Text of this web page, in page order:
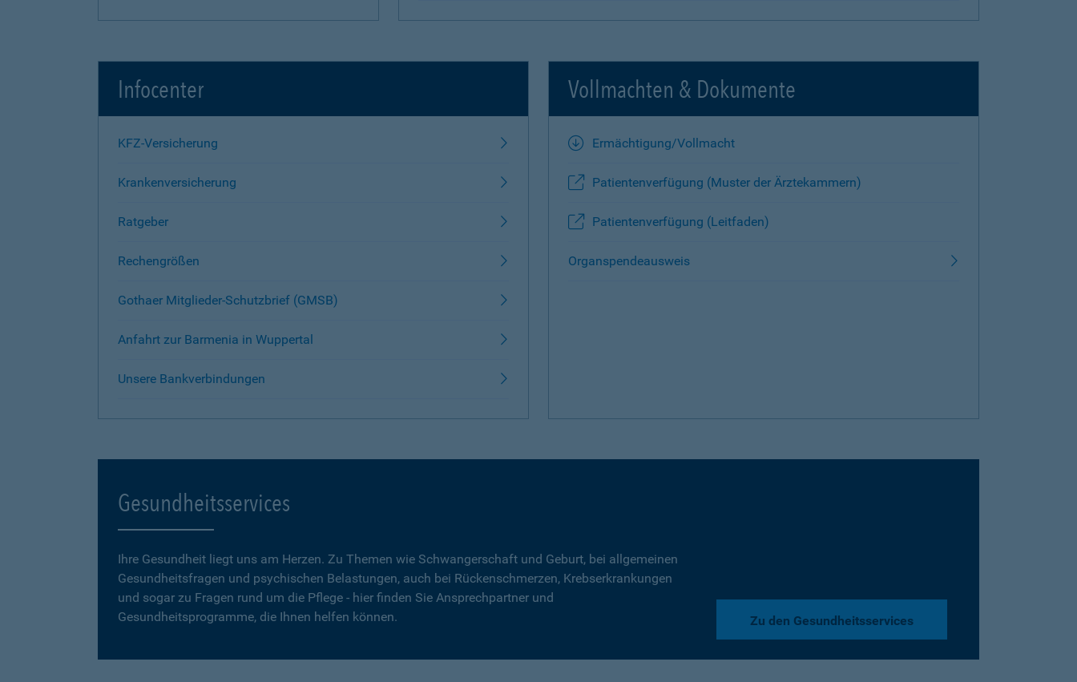
Infocenter
KFZ-Versicherung
Krankenversicherung
Ratgeber
Rechengrößen
Gothaer Mitglieder-Schutzbrief (GMSB)
Anfahrt zur Barmenia in Wuppertal
Unsere Bankverbindungen
Vollmachten & Dokumente
Ermächtigung/Vollmacht
Patientenverfügung (Muster der Ärztekammern)
Patientenverfügung (Leitfaden)
Organspendeausweis
Gesundheitsservices
Ihre Gesundheit liegt uns am Herzen. Zu Themen wie Schwangerschaft und Geburt, bei allgemeinen
Gesundheitsfragen und psychischen Belastungen, auch bei Rückenschmerzen, Krebserkrankungen
und sogar zu Fragen rund um die Pflege - hier finden Sie Ansprechpartner und
Gesundheitsprogramme, die Ihnen helfen können.
Zu den Gesundheitsservices